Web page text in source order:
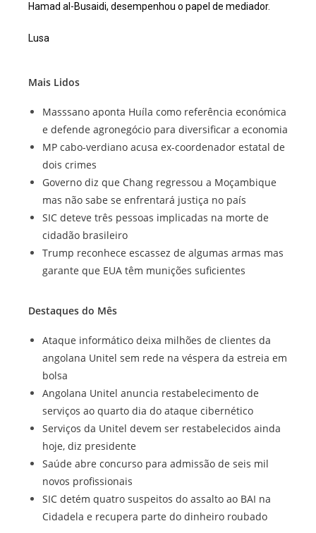
Hamad al-Busaidi, desempenhou o papel de mediador.
Lusa
Mais Lidos
Masssano aponta Huíla como referência económica
e defende agronegócio para diversificar a economia
MP cabo-verdiano acusa ex-coordenador estatal de
dois crimes
Governo diz que Chang regressou a Moçambique
mas não sabe se enfrentará justiça no país
SIC deteve três pessoas implicadas na morte de
cidadão brasileiro
Trump reconhece escassez de algumas armas mas
garante que EUA têm munições suficientes
Destaques do Mês
Ataque informático deixa milhões de clientes da
angolana Unitel sem rede na véspera da estreia em
bolsa
Angolana Unitel anuncia restabelecimento de
serviços ao quarto dia do ataque cibernético
Serviços da Unitel devem ser restabelecidos ainda
hoje, diz presidente
Saúde abre concurso para admissão de seis mil
novos profissionais
SIC detém quatro suspeitos do assalto ao BAI na
Cidadela e recupera parte do dinheiro roubado